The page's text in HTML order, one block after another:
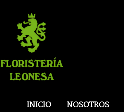
INICIO NOSOTROS